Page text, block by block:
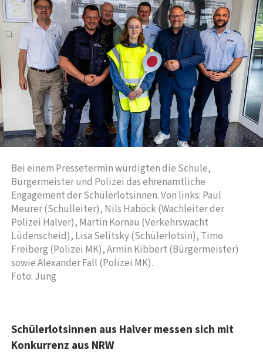
Bei einem Pressetermin würdigten die Schule,
Bürgermeister und Polizei das ehrenamtliche
Engagement der Schülerlotsinnen. Von links: Paul
Meurer (Schulleiter), Nils Haböck (Wachleiter der
Polizei Halver), Martin Kornau (Verkehrswacht
Lüdenscheid), Lisa Selitsky (Schülerlotsin), Timo
Freiberg (Polizei MK), Armin Kibbert (Bürgermeister)
sowie Alexander Fall (Polizei MK).
Foto: Jung
Schülerlotsinnen aus Halver messen sich mit
Konkurrenz aus NRW